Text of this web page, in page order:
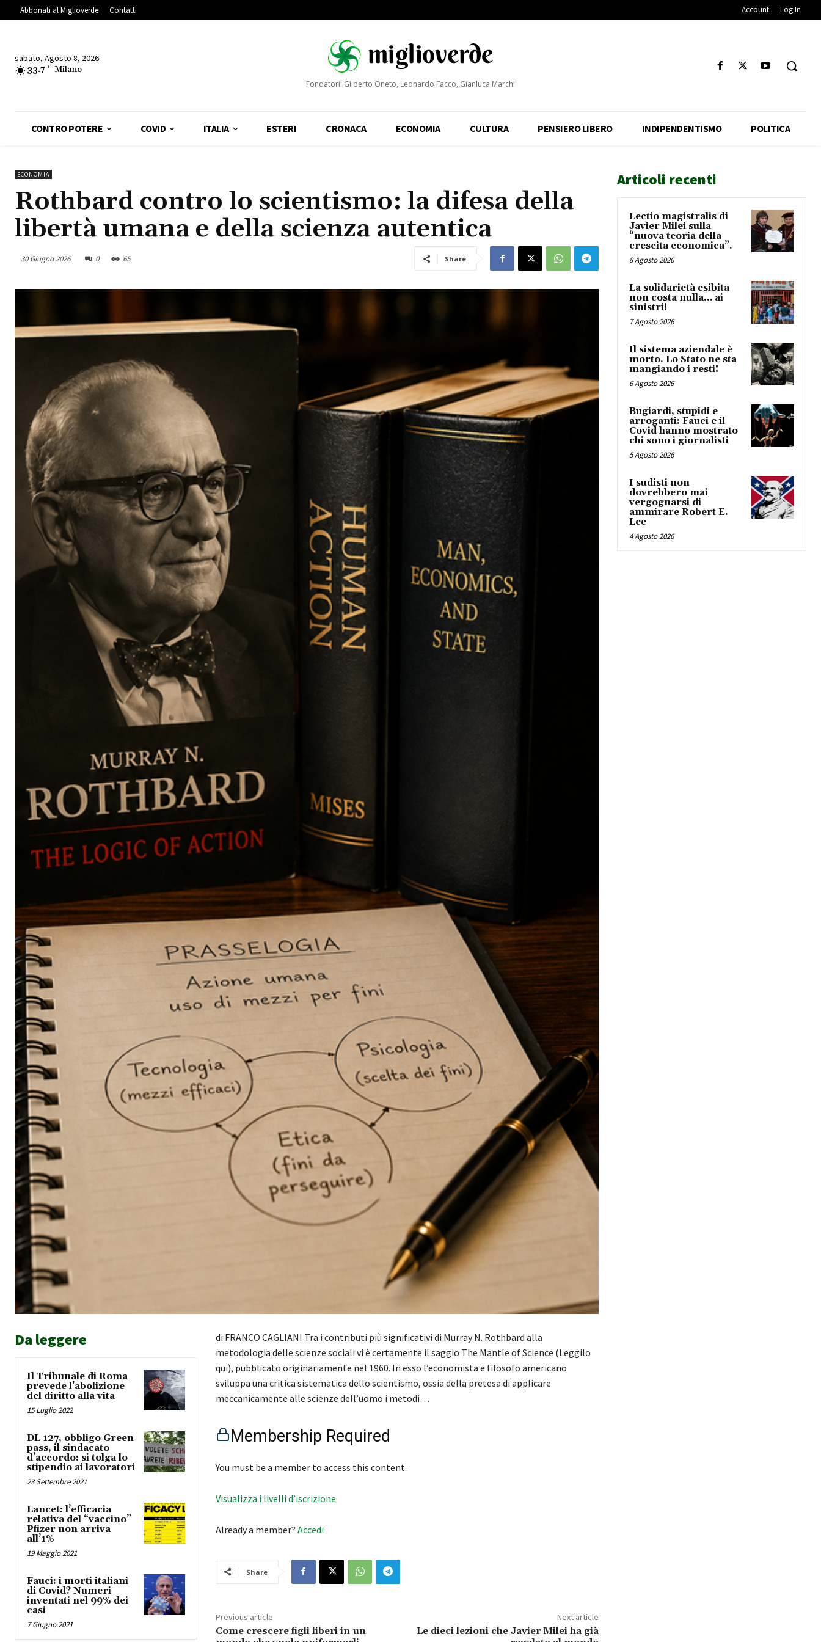
Abbonati al Miglioverde Contatti Account Log In
sabato, Agosto 8, 2026
33.7 C Milano
Fondatori: Gilberto Oneto, Leonardo Facco, Gianluca Marchi
CONTRO POTERE COVID ITALIA ESTERI CRONACA ECONOMIA CULTURA PENSIERO LIBERO INDIPENDENTISMO POLITICA
ECONOMIA
Rothbard contro lo scientismo: la difesa della
libertà umana e della scienza autentica
30 Giugno 2026 0 65 Share
Da leggere
Il Tribunale di Roma
prevede l’abolizione
del diritto alla vita
15 Luglio 2022
DL 127, obbligo Green
pass, il sindacato
d’accordo: si tolga lo
stipendio ai lavoratori
23 Settembre 2021
Lancet: l’efficacia
relativa del “vaccino”
Pfizer non arriva
all’1%
19 Maggio 2021
Fauci: i morti italiani
di Covid? Numeri
inventati nel 99% dei
casi
7 Giugno 2021
di FRANCO CAGLIANI Tra i contributi più significativi di Murray N. Rothbard alla
metodologia delle scienze sociali vi è certamente il saggio The Mantle of Science (Leggilo
qui), pubblicato originariamente nel 1960. In esso l’economista e filosofo americano
sviluppa una critica sistematica dello scientismo, ossia della pretesa di applicare
meccanicamente alle scienze dell’uomo i metodi…
Membership Required
You must be a member to access this content.
Visualizza i livelli d’iscrizione
Already a member? Accedi
Share
Previous article
Come crescere figli liberi in un
Next article
Le dieci lezioni che Javier Milei ha già
Articoli recenti
Lectio magistralis di
Javier Milei sulla
“nuova teoria della
crescita economica”.
8 Agosto 2026
La solidarietà esibita
non costa nulla… ai
sinistri!
7 Agosto 2026
Il sistema aziendale è
morto. Lo Stato ne sta
mangiando i resti!
6 Agosto 2026
Bugiardi, stupidi e
arroganti: Fauci e il
Covid hanno mostrato
chi sono i giornalisti
5 Agosto 2026
I sudisti non
dovrebbero mai
vergognarsi di
ammirare Robert E.
Lee
4 Agosto 2026